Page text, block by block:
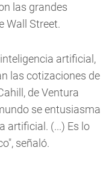
las grandes
Wall Street.
artificial,
las cotizaciones de
de Ventura
se entusiasma
artificial. (...) Es lo
señaló.